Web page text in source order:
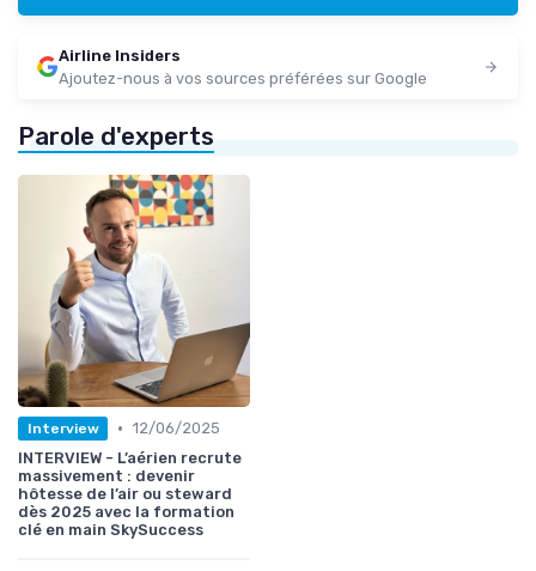
Airline Insiders
Ajoutez-nous à vos sources préférées sur Google
Parole d'experts
Interview • 12/06/2025
INTERVIEW - L’aérien recrute
massivement : devenir
hôtesse de l’air ou steward
dès 2025 avec la formation
clé en main SkySuccess